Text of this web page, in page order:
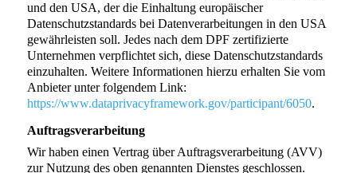
und den USA, der die Einhaltung europäischer
Datenschutzstandards bei Datenverarbeitungen in den USA
gewährleisten soll. Jedes nach dem DPF zertifizierte
Unternehmen verpflichtet sich, diese Datenschutzstandards
einzuhalten. Weitere Informationen hierzu erhalten Sie vom
Anbieter unter folgendem Link:
https://www.dataprivacyframework.gov/participant/6050.
Auftragsverarbeitung
Wir haben einen Vertrag über Auftragsverarbeitung (AVV)
zur Nutzung des oben genannten Dienstes geschlossen.